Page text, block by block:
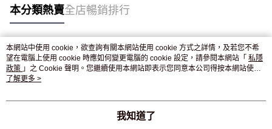
本分類熱賣全店暢銷排行
熱門標籤
熱銷排行
本網站中使用 cookie，欲查詢有關本網站使用 cookie 方式之詳情，及若您不希
望在電腦上使用 cookie 時應如何變更電腦的 cookie 設定，請參閱本網站「 私隱
政策 」之 Cookie 聲明。您繼續使用本網站即表示您同意本公司得按本網站使用
條款之 Cookie 聲明使用 cookie。
了解更多 >
我知道了